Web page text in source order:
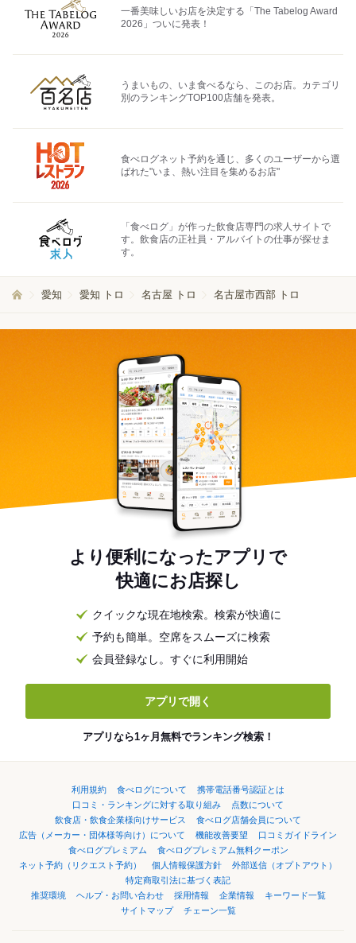
一番美味しいお店を決定する「The Tabelog Award
2026」ついに発表！
うまいもの、いま食べるなら、このお店。カテゴリ
別のランキングTOP100店舗を発表。
食べログネット予約を通じ、多くのユーザーから選
ばれた"いま、熱い注目を集めるお店"
「食べログ」が作った飲食店専門の求人サイトで
す。飲食店の正社員・アルバイトの仕事が探せま
す。
愛知 愛知 トロ 名古屋 トロ 名古屋市西部 トロ
より便利になったアプリで
快適にお店探し
クイックな現在地検索。検索が快適に
予約も簡単。空席をスムーズに検索
会員登録なし。すぐに利用開始
アプリで開く
アプリなら1ヶ月無料でランキング検索！
利用規約 食べログについて
携帯電話番号認証とは
口コミ・ランキングに対する取り組み
点数について
飲食店・飲食企業様向けサービス
食べログ店舗会員について
広告（メーカー・団体様等向け）について
機能改善要望
口コミガイドライン
食べログプレミアム
食べログプレミアム無料クーポン
ネット予約（リクエスト予約）
個人情報保護方針
外部送信（オプトアウト）
特定商取引法に基づく表記
推奨環境
ヘルプ・お問い合わせ 採用情報 企業情報
キーワード一覧
サイトマップ
チェーン一覧